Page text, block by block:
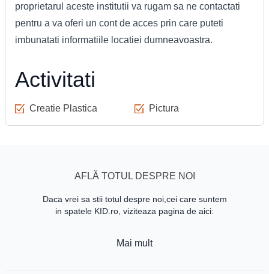
proprietarul aceste institutii va rugam sa ne contactati
pentru a va oferi un cont de acces prin care puteti
imbunatati informatiile locatiei dumneavoastra.
Activitati
Creatie Plastica Pictura
AFLĂ TOTUL DESPRE NOI
Daca vrei sa stii totul despre noi,cei care suntem
in spatele KID.ro, viziteaza pagina de aici:
Mai mult